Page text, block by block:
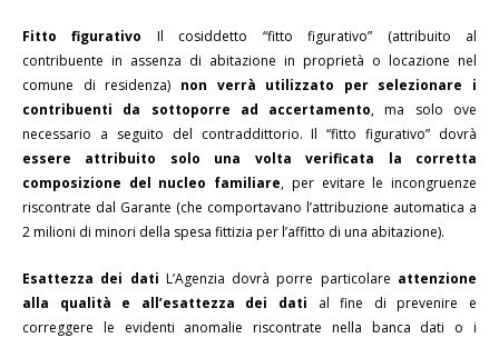
Fitto figurativo Il cosiddetto “fitto figurativo” (attribuito al
contribuente in assenza di abitazione in proprietà o locazione nel
comune di residenza) non verrà utilizzato per selezionare i
contribuenti da sottoporre ad accertamento, ma solo ove
necessario a seguito del contraddittorio. Il “fitto figurativo” dovrà
essere attribuito solo una volta verificata la corretta
composizione del nucleo familiare, per evitare le incongruenze
riscontrate dal Garante (che comportavano l’attribuzione automatica a
2 milioni di minori della spesa fittizia per l’affitto di una abitazione).
Esattezza dei dati L’Agenzia dovrà porre particolare attenzione
alla qualità e all’esattezza dei dati al fine di prevenire e
correggere le evidenti anomalie riscontrate nella banca dati o i